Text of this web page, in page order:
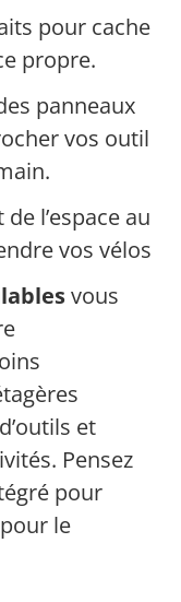
pour cacher
propre.
panneaux
vos outils
l’espace au
vos vélos.
vous
et
Pensez
pour
le